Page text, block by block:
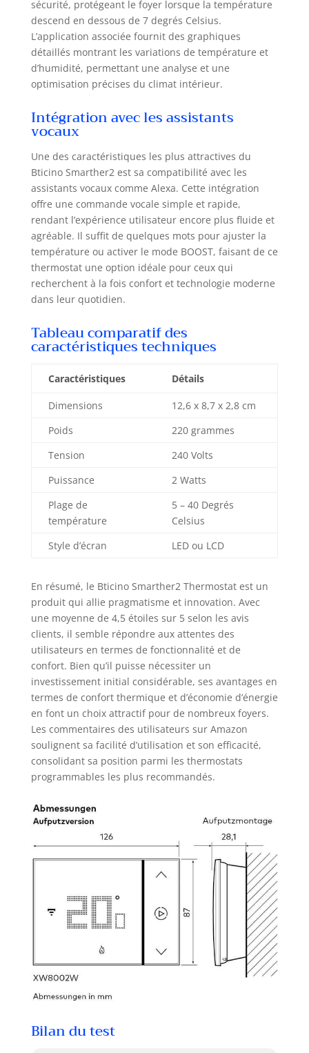
sécurité, protégeant le foyer lorsque la température
descend en dessous de 7 degrés Celsius.
L’application associée fournit des graphiques
détaillés montrant les variations de température et
d’humidité, permettant une analyse et une
optimisation précises du climat intérieur.
Intégration avec les assistants
vocaux
Une des caractéristiques les plus attractives du
Bticino Smarther2 est sa compatibilité avec les
assistants vocaux comme Alexa. Cette intégration
offre une commande vocale simple et rapide,
rendant l’expérience utilisateur encore plus fluide et
agréable. Il suffit de quelques mots pour ajuster la
température ou activer le mode BOOST, faisant de ce
thermostat une option idéale pour ceux qui
recherchent à la fois confort et technologie moderne
dans leur quotidien.
Tableau comparatif des
caractéristiques techniques
Caractéristiques Détails
Dimensions
12,6 x 8,7 x 2,8 cm
Poids
220 grammes
Tension
240 Volts
Puissance
2 Watts
Plage de
température
5 – 40 Degrés
Celsius
Style d’écran
LED ou LCD
En résumé, le Bticino Smarther2 Thermostat est un
produit qui allie pragmatisme et innovation. Avec
une moyenne de 4,5 étoiles sur 5 selon les avis
clients, il semble répondre aux attentes des
utilisateurs en termes de fonctionnalité et de
confort. Bien qu’il puisse nécessiter un
investissement initial considérable, ses avantages en
termes de confort thermique et d’économie d’énergie
en font un choix attractif pour de nombreux foyers.
Les commentaires des utilisateurs sur Amazon
soulignent sa facilité d’utilisation et son efficacité,
consolidant sa position parmi les thermostats
programmables les plus recommandés.
Bilan du test